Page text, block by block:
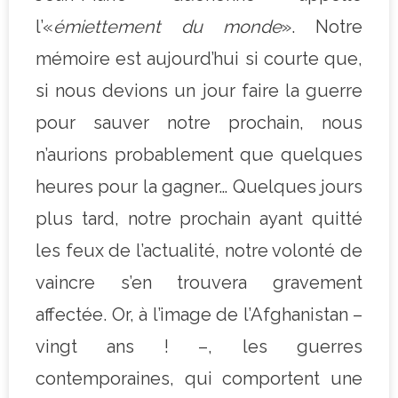
l’«émiettement du monde». Notre
mémoire est aujourd’hui si courte que,
si nous devions un jour faire la guerre
pour sauver notre prochain, nous
n’aurions probablement que quelques
heures pour la gagner… Quelques jours
plus tard, notre prochain ayant quitté
les feux de l’actualité, notre volonté de
vaincre s’en trouvera gravement
affectée. Or, à l’image de l’Afghanistan –
vingt ans ! –, les guerres
contemporaines, qui comportent une